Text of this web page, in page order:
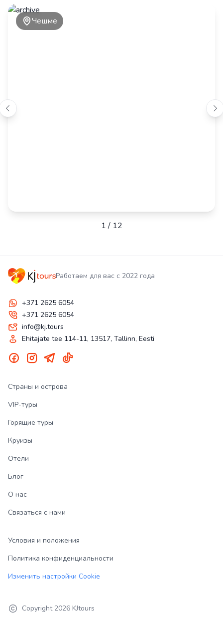
Чешме
1/ 12
Работаем для вас с 2022 года
+371 2625 6054
+371 2625 6054
info@kj.tours
Ehitajate tee 114-11, 13517, Tallinn, Eesti
Страны и острова
VIP-туры
Горящие туры
Круизы
Отели
Блог
О нас
Связаться с нами
Условия и положения
Политика конфиденциальности
Изменить настройки Cookie
Copyright 2026 KJtours